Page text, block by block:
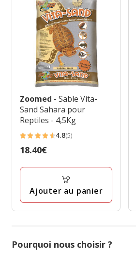
Zoomed - Sable Vita-
Sand Sahara pour
Reptiles - 4,5Kg
4.8
étoiles
avis
4.8(5)
Prix
18.40€
Ajouter au panier
Pourquoi nous choisir ?